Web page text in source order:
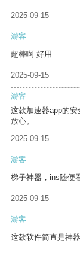
2025-09-15
游客
超棒啊 好用
2025-09-15
游客
这款加速器app的
放心。
2025-09-15
游客
梯子神器，ins随便
2025-09-15
游客
这款软件简直是神